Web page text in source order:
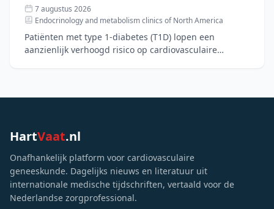
7 augustus 2026
Endocrinology and metabolism clinics of North America
Patiënten met type 1-diabetes (T1D) lopen een
aanzienlijk verhoogd risico op cardiovasculaire
HartVaat.nl
Onafhankelijk platform voor cardiovasculaire
geneeskunde. Dagelijks nieuws en literatuur uit
internationale medische tijdschriften, vertaald voor de
Nederlandse zorgprofessional.